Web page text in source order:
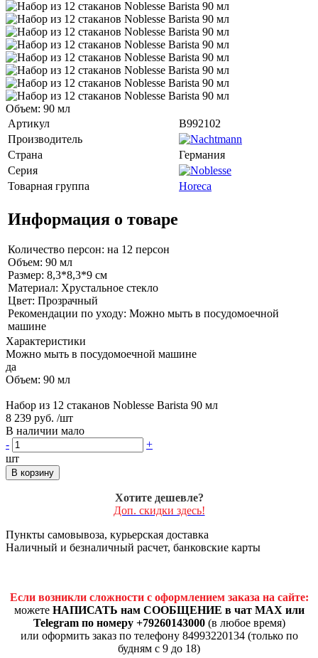
Объем: 90 мл
Артикул
B992102
Производитель
Страна
Германия
Серия
Товарная группа
Horeca
Информация о товаре
Количество персон: на 12 персон
Объем: 90 мл
Размер: 8,3*8,3*9 см
Материал: Хрустальное стекло
Цвет: Прозрачный
Рекомендации по уходу: Можно мыть в посудомоечной
машине
Характеристики
Можно мыть в посудомоечной машине
да
Объем: 90 мл
Набор из 12 стаканов Noblesse Barista 90 мл
8 239 руб. /шт
В наличии мало
-
+
шт
В корзину
Хотите дешевле?
Доп. скидки здесь!
Пункты самовывоза, курьерская доставка
Наличный и безналичный расчет, банковские карты
Если возникли сложности с оформлением заказа на сайте:
можете НАПИСАТЬ нам СООБЩЕНИЕ в чат MAX или
Telegram по номеру +79260143000(в любое время)
или оформить заказ по телефону 84993220134 (только по
будням с 9 до 18)